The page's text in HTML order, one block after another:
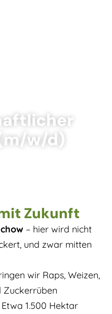
w/d)
Zukunft
– hier wird nicht
und zwar mitten
wir Raps, Weizen,
Zuckerrüben
1.500 Hektar